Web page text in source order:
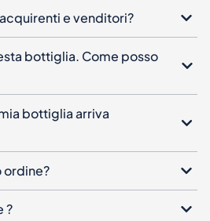
e venditori?
bottiglia. Come posso
bottiglia arriva
ordine?
?